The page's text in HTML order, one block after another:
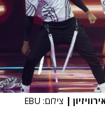
|
צילום: EBU